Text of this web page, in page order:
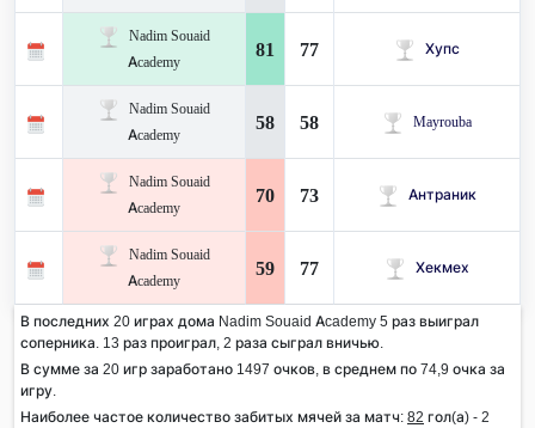
Nadim Souaid
Academy
81 77 Хупс
Nadim Souaid
Academy
58 58 Mayrouba
Nadim Souaid
Academy
70 73 Антраник
Nadim Souaid
Academy
59 77 Хекмех
В последних 20 играх дома Nadim Souaid Academy 5 раз выиграл
соперника. 13 раз проиграл, 2 раза сыграл вничью.
В сумме за 20 игр заработано 1497 очков, в среднем по 74,9 очка за
игру.
Наиболее частое количество забитых мячей за матч: 82 гол(а) - 2